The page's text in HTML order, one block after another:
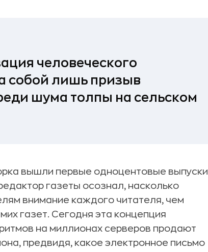
человеческого
собой лишь призыв
шума толпы на сельском
вышли первые одноцентовые выпуски
газеты осознал, насколько
внимание каждого читателя, чем
газет. Сегодня эта концепция
на миллионах серверов продают
предвидя, какое электронное письмо